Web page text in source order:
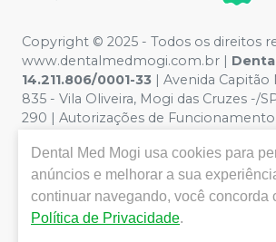
Copyright © 2025 - Todos os direitos
www.dentalmedmogi.com.br |
14.211.806/0001-33 | Avenida Capitão
835 - Vila Oliveira, Mogi das Cruzes -/
290 | Autorizações de Funcionamento
(Correlatos): 8.24948-2 | Farmacêutica
Paulo Augusto Vilela Rodrigues - CRF/
Política de Privacidade e Segurança -
ilustrativas - Os preços e condições da
Dental Med Mogi usa cookies para
anúncios e melhorar a sua
continuar navegando, você concorda
Política de Privacidade.